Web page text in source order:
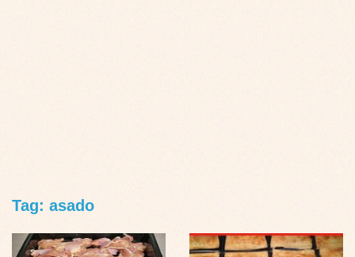
Tag: asado